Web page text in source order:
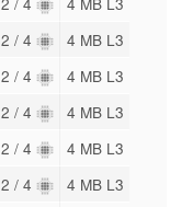
2 / 4 4 MB L3
2 / 4 4 MB L3
2 / 4 4 MB L3
2 / 4 4 MB L3
2 / 4 4 MB L3